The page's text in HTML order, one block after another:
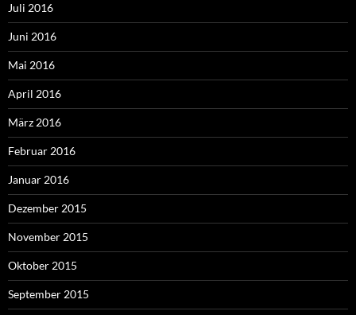
Juli 2016
Juni 2016
Mai 2016
April 2016
März 2016
Februar 2016
Januar 2016
Dezember 2015
November 2015
Oktober 2015
September 2015